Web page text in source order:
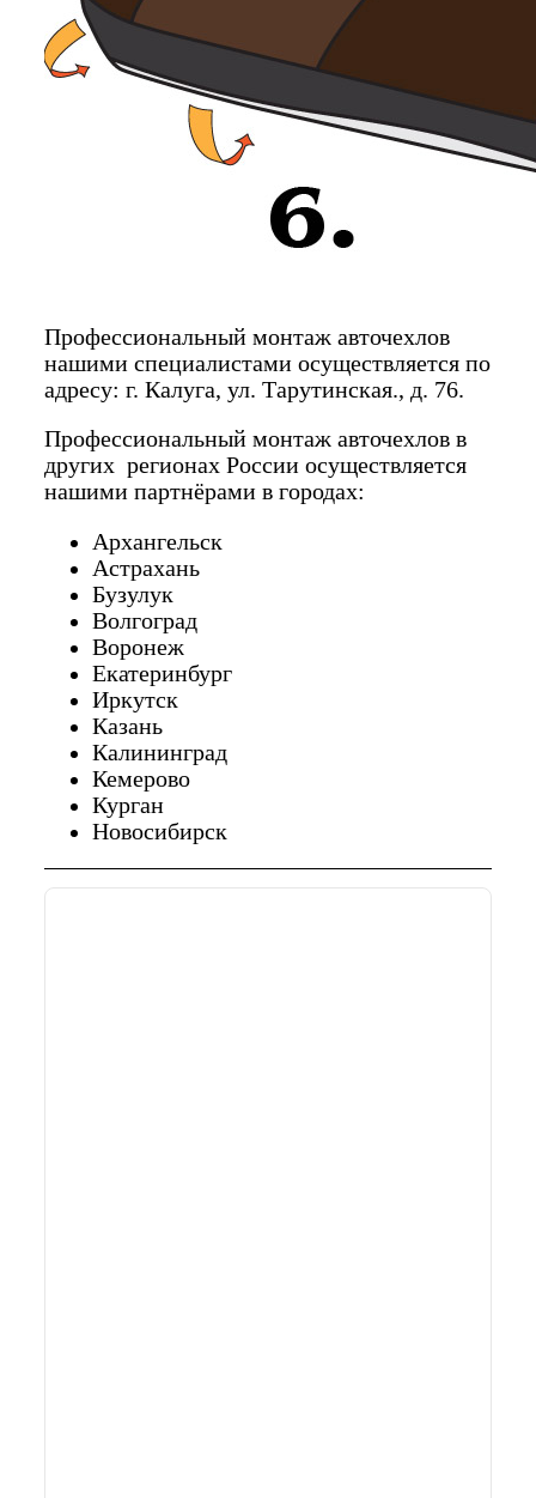
Профессиональный монтаж авточехлов
нашими специалистами осуществляется по
адресу: г. Калуга, ул. Тарутинская., д. 76.
Профессиональный монтаж авточехлов в
других регионах России осуществляется
нашими партнёрами в городах:
Архангельск
Астрахань
Бузулук
Волгоград
Воронеж
Екатеринбург
Иркутск
Казань
Калининград
Кемерово
Курган
Новосибирск